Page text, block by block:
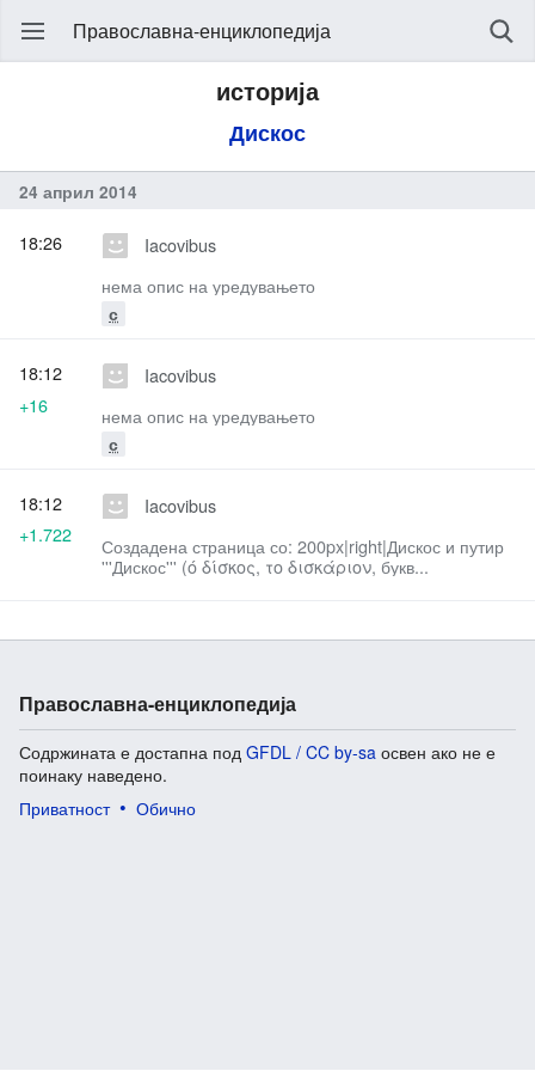
Православна-енциклопедија
историја
Дискос
24 април 2014
Iacovibus
нема опис на уредувањето
с
18:26
Iacovibus
нема опис на уредувањето
с
18:12
+16
Iacovibus
Создадена страница со: 200px|right|Дискос и путир
'''Дискос''' (ό δίσκος, το δισκάριον, букв...
18:12
+1.722
Православна-енциклопедија
Содржината е достапна под GFDL / CC by-sa освен ако не е
поинаку наведено.
Приватност
Обично